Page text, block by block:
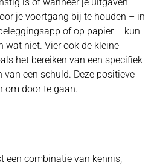
je voortgang bij te houden – in
of op papier – kun
wat niet. Vier ook de kleine
het bereiken van een specifiek
een schuld. Deze positieve
om door te gaan.
een combinatie van kennis,